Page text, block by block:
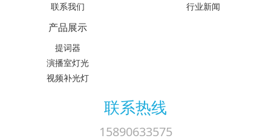
联系我们
行业新闻
产品展示
提词器
演播室灯光
视频补光灯
联系热线
15890633575